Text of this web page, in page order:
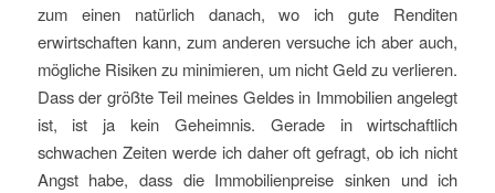
zum einen natürlich danach, wo ich gute Renditen
erwirtschaften kann, zum anderen versuche ich aber auch,
mögliche Risiken zu minimieren, um nicht Geld zu verlieren.
Dass der größte Teil meines Geldes in Immobilien angelegt
ist, ist ja kein Geheimnis. Gerade in wirtschaftlich
schwachen Zeiten werde ich daher oft gefragt, ob ich nicht
Angst habe, dass die Immobilienpreise sinken und ich